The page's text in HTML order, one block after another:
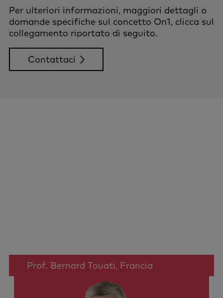
Per ulteriori informazioni, maggiori dettagli o
domande specifiche sul concetto On1, clicca sul
collegamento riportato di seguito.
Contattaci
Prof. Bernard Touati, Francia